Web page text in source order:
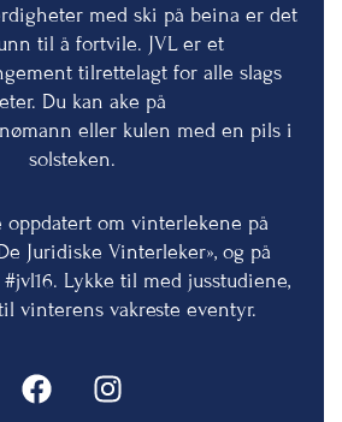
med ski på beina er det
til å fortvile. JVL er et
tilrettelagt for alle slags
Du kan ake på
eller kulen med en pils i
solsteken.
om vinterlekene på
Juridiske Vinterleker», og på
Lykke til med jusstudiene,
vinterens vakreste eventyr.
F
a
I
n